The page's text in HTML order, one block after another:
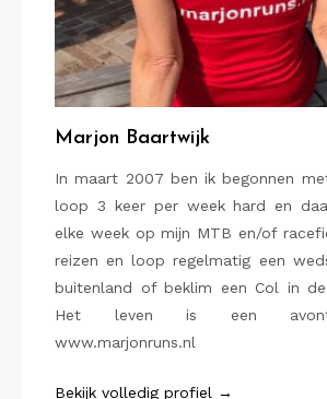
Marjon Baartwijk
In maart 2007 ben ik begonnen
loop 3 keer per week hard en
elke week op mijn MTB en/of
reizen en loop regelmatig een
buitenland of beklim een Col in de
Het leven is een
www.marjonruns.nl
Bekijk volledig profiel →